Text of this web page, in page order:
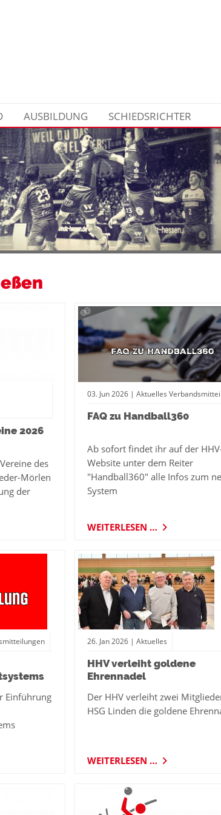
AUSBILDUNG SCHIEDSRICHTER
2026
des
Mörlen
der
03. Jun2026 | Aktuelles
FAQ zu Handball360
Ab sofort findet ihr auf der
Website unter dem Reiter
"Handball360" alle Infos zum
System
WEITERLESEN …
Einführung
26. Jan2026 | Aktuelles
HHV verleiht goldene
Ehrennadel
Der HHV verleiht zwei
HSG Linden die goldene
WEITERLESEN …